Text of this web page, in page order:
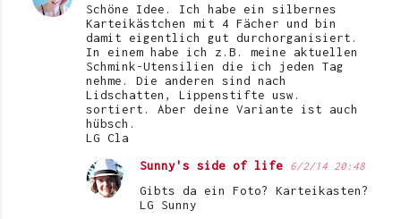
Schöne Idee. Ich habe ein silbernes
Karteikästchen mit 4 Fächer und bin
damit eigentlich gut durchorganisiert.
In einem habe ich z.B. meine aktuellen
Schmink-Utensilien die ich jeden Tag
nehme. Die anderen sind nach
Lidschatten, Lippenstifte usw.
sortiert. Aber deine Variante ist auch
hübsch.
LG Cla
Sunny's side of life 6/2/14 20:48
Gibts da ein Foto? Karteikasten?
LG Sunny